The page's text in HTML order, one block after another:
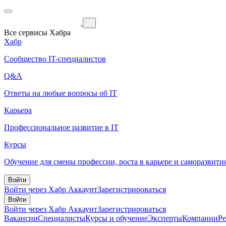
Все сервисы Хабра
Хабр
Сообщество IT-специалистов
Q&A
Ответы на любые вопросы об IT
Карьера
Профессиональное развитие в IT
Курсы
Обучение для смены профессии, роста в карьере и
Войти
Войти через Хабр АккаунтЗарегистрироваться
Войти
Войти через Хабр АккаунтЗарегистрироваться
ВакансииСпециалистыКурсы и обучениеЭкспертыКомпании